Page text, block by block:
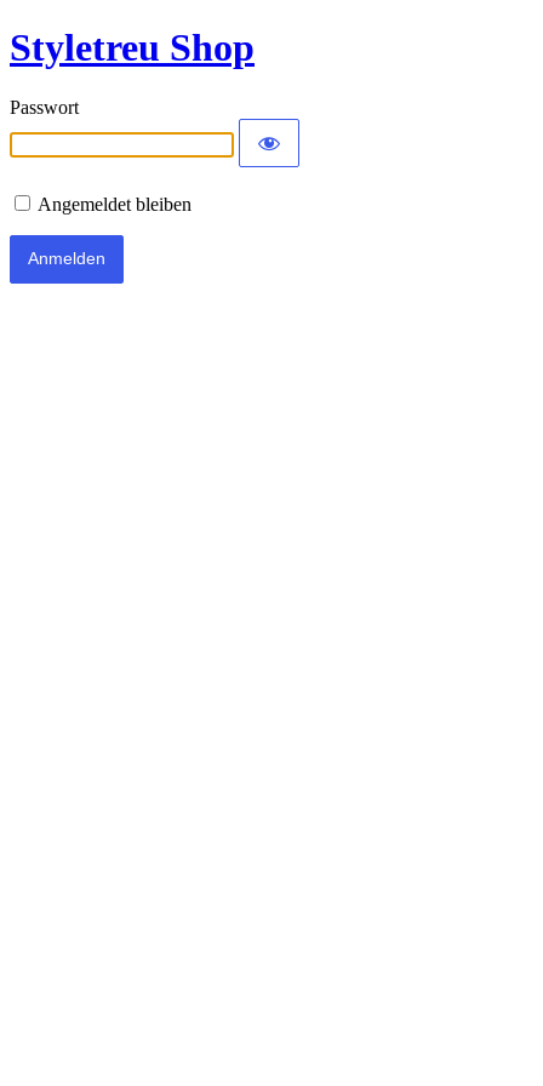
Styletreu Shop
Passwort
Angemeldet bleiben